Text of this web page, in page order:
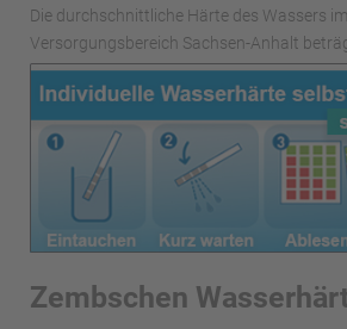
Die durchschnittliche Härte des Wassers
Versorgungsbereich Sachsen-Anhalt
Zembschen